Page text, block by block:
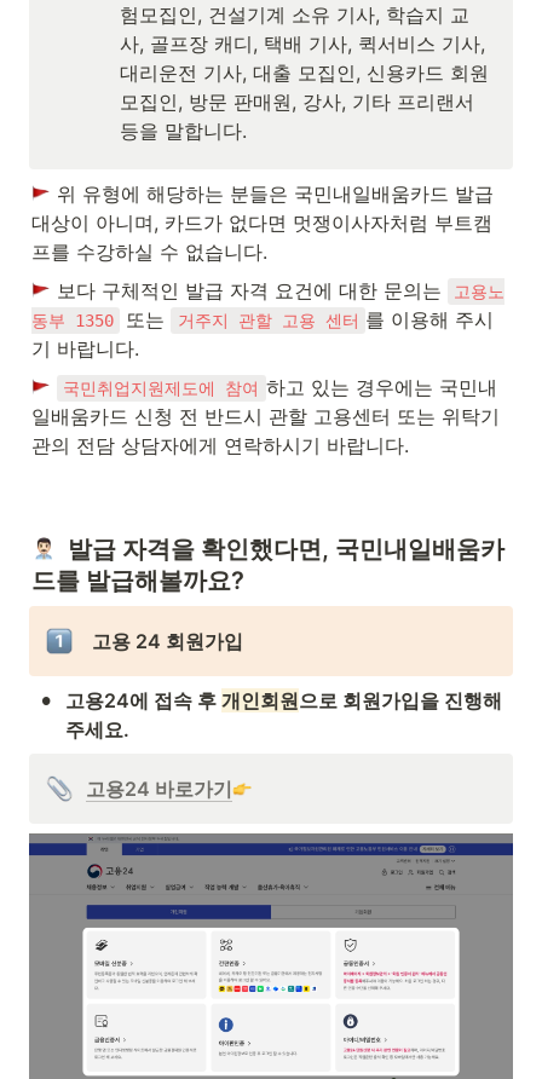
험모집인, 건설기계 소유 기사, 학습지 교
사, 골프장 캐디, 택배 기사, 퀵서비스 기사,
대리운전 기사, 대출 모집인, 신용카드 회원
모집인, 방문 판매원, 강사, 기타 프리랜서
등을 말합니다.
위 유형에 해당하는 분들은 국민내일배움카드 발급
대상이 아니며, 카드가 없다면 멋쟁이사자처럼 부트캠
프를 수강하실 수 없습니다.
보다 구체적인 발급 자격 요건에 대한 문의는
고용노
동부 1350
또는 거주지 관할 고용 센터 를 이용해 주시
기 바랍니다.
국민취업지원제도에 참여 하고 있는 경우에는 국민내
일배움카드 신청 전 반드시 관할 고용센터 또는 위탁기
관의 전담 상담자에게 연락하시기 바랍니다.
발급 자격을 확인했다면, 국민내일배움카
드를 발급해볼까요?
고용 24 회원가입
• 고용24에 접속 후 개인회원으로 회원가입을 진행해
주세요.
고용24 바로가기